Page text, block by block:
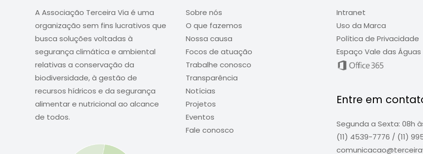
e
22
de
novembro
A Associação Terceira Via é uma
organização sem fins lucrativos que
busca soluções voltadas à
segurança climática e ambiental
relativas a conservação da
biodiversidade, à gestão de
recursos hídricos e da segurança
alimentar e nutricional ao alcance
de todos.
Sobre nós
O que fazemos
Nossa causa
Focos de atuação
Trabalhe conosco
Transparência
Notícias
Projetos
Eventos
Fale conosco
Intranet
Uso da Marca
Política de Privacidade
Espaço Vale das Águas
Entre em
Segunda a Sexta: 08h
(11) 4539-7776 / (11)